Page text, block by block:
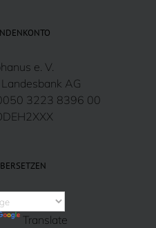
e. V.
AG
3223 8396 00
Translate